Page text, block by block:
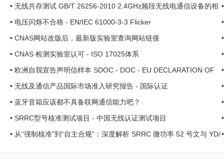
• 无线共存测试 GB/T 26256-2010 2.4GHz频段无线电通信设备的相
互干扰限制与共存要求 ...
• 电压闪烁不合格 - EN/IEC 61000-3-3 Flicker
• CNAS网站改版后，最新版实验室查询网站链接
• CNAS 检测实验室认可 - ISO 17025体系
• 欧洲自我宣告声明信样本 SDOC - DOC - EU DECLARATION OF
CONFORMITY
• 无线及通信产品国际市场准入研究报告 - 国际认证
• 蓝牙音箱应该都不具备联网通信能力吧？
• SRRC型号核准测试项目 - 中国无线认证测试项目
• 从“强制核准”到“自主合规”：深度解析 SRRC 微功率 52 号文与 YD/